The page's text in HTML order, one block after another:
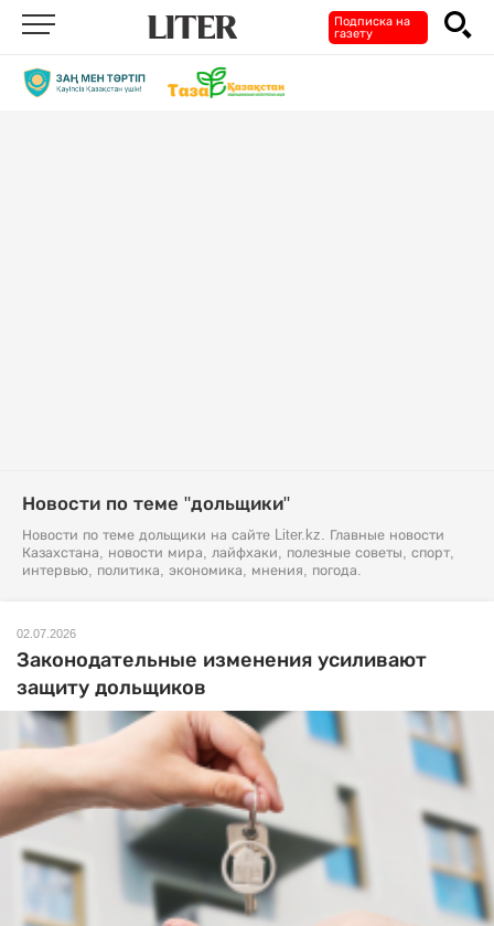
Подписка на
газету
Новости по теме "дольщики"
Новости по теме дольщики на сайте Liter.kz. Главные новости
Казахстана, новости мира, лайфхаки, полезные советы, спорт,
интервью, политика, экономика, мнения, погода.
02.07.2026
Законодательные изменения усиливают
защиту дольщиков